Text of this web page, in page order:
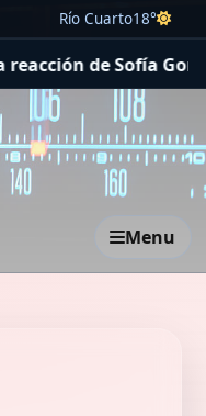
Río Cuarto18°
de Sofía Gonet a
Menu